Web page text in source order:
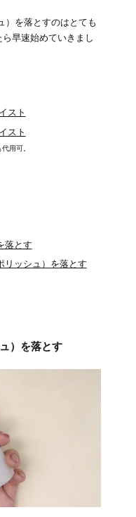
）を落とすのはとても
早速始めていきまし
スト
スト
用可。
落とす
リッシュ）を落とす
）を落とす